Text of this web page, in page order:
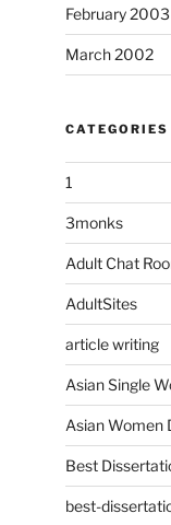
February 2003
March 2002
CATEGORIES
1
3monks
Adult Chat
AdultSites
article writing
Asian Single
Asian Women
Best
best-